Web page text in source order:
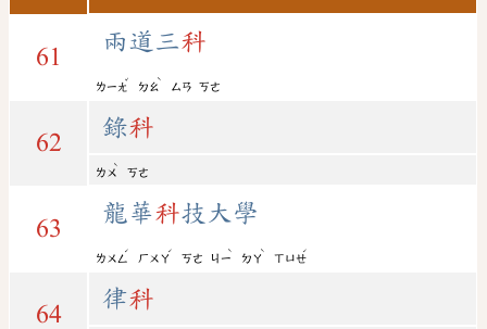
61
兩道三科
ㄌㄧㄤ
ˇ
ㄉㄠ
ˋ
ㄙㄢ ㄎㄜ
62
錄科
ㄌㄨ
ˋ
ㄎㄜ
63
龍華科技大學
ㄌㄨㄥ
ˊ
ㄏㄨㄚ
ˊ
ㄎㄜ ㄐㄧ
ˋ
ㄉㄚ
ˋ
ㄒㄩㄝ
ˊ
64
律科